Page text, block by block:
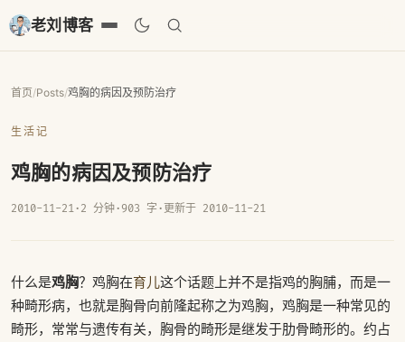
老刘博客
首页/Posts/鸡胸的病因及预防治疗
生活记
鸡胸的病因及预防治疗
2010-11-21· 2 分钟· 903 字 · 更新于 2010-11-21
什么是鸡胸？鸡胸在育儿这个话题上并不是指鸡的胸脯，而是一
种畸形病，也就是胸骨向前隆起称之为鸡胸，鸡胸是一种常见的
畸形，常常与遗传有关，胸骨的畸形是继发于肋骨畸形的。约占